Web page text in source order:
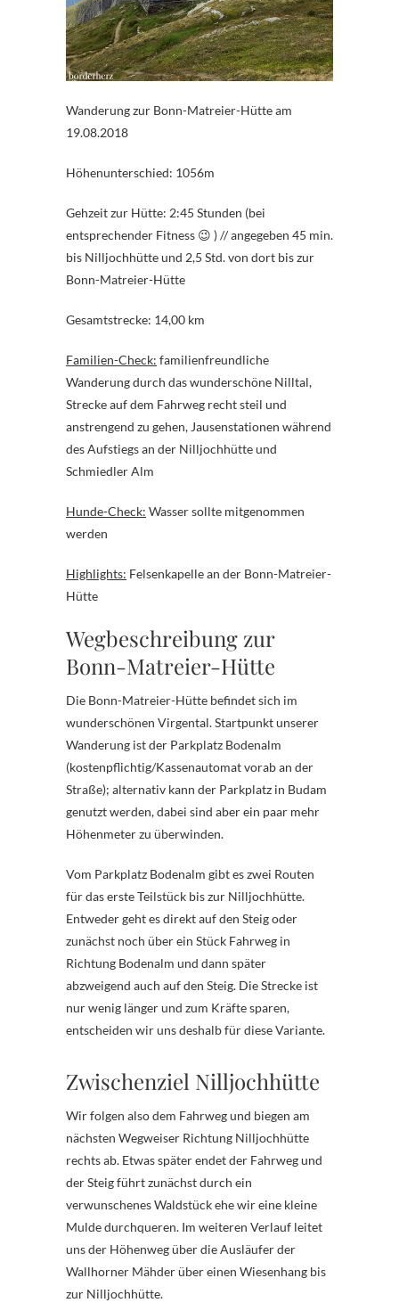
Wanderung zur Bonn-Matreier-Hütte am
19.08.2018
Höhenunterschied: 1056m
Gehzeit zur Hütte: 2:45 Stunden (bei
entsprechender Fitness 😉 ) // angegeben 45 min.
bis Nilljochhütte und 2,5 Std. von dort bis zur
Bonn-Matreier-Hütte
Gesamtstrecke: 14,00 km
Familien-Check: familienfreundliche
Wanderung durch das wunderschöne Nilltal,
Strecke auf dem Fahrweg recht steil und
anstrengend zu gehen, Jausenstationen während
des Aufstiegs an der Nilljochhütte und
Schmiedler Alm
Hunde-Check: Wasser sollte mitgenommen
werden
Highlights: Felsenkapelle an der Bonn-Matreier-
Hütte
Wegbeschreibung zur
Bonn-Matreier-Hütte
Die Bonn-Matreier-Hütte befindet sich im
wunderschönen Virgental. Startpunkt unserer
Wanderung ist der Parkplatz Bodenalm
(kostenpflichtig/Kassenautomat vorab an der
Straße); alternativ kann der Parkplatz in Budam
genutzt werden, dabei sind aber ein paar mehr
Höhenmeter zu überwinden.
Vom Parkplatz Bodenalm gibt es zwei Routen
für das erste Teilstück bis zur Nilljochhütte.
Entweder geht es direkt auf den Steig oder
zunächst noch über ein Stück Fahrweg in
Richtung Bodenalm und dann später
abzweigend auch auf den Steig. Die Strecke ist
nur wenig länger und zum Kräfte sparen,
entscheiden wir uns deshalb für diese Variante.
Zwischenziel Nilljochhütte
Wir folgen also dem Fahrweg und biegen am
nächsten Wegweiser Richtung Nilljochhütte
rechts ab. Etwas später endet der Fahrweg und
der Steig führt zunächst durch ein
verwunschenes Waldstück ehe wir eine kleine
Mulde durchqueren. Im weiteren Verlauf leitet
uns der Höhenweg über die Ausläufer der
Wallhorner Mähder über einen Wiesenhang bis
zur Nilljochhütte.